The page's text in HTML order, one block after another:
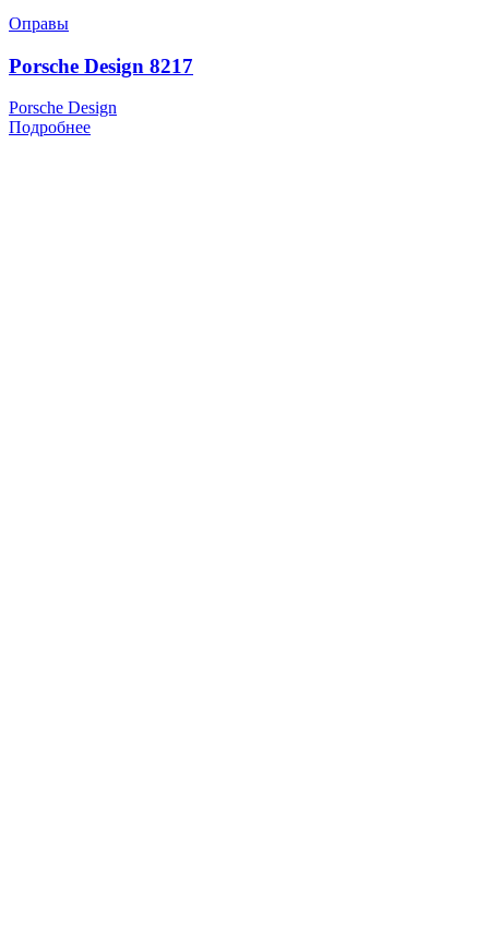
Оправы
Porsche Design 8217
Porsche Design
Подробнее